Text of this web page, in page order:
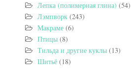
Лепка (полимерная глина) (54)
Лэмпворк (243)
Макраме (6)
Птицы (8)
Тильда и другие куклы (13)
Шитьё (18)